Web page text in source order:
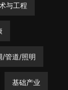
与工程
/管道/照明
基础产业